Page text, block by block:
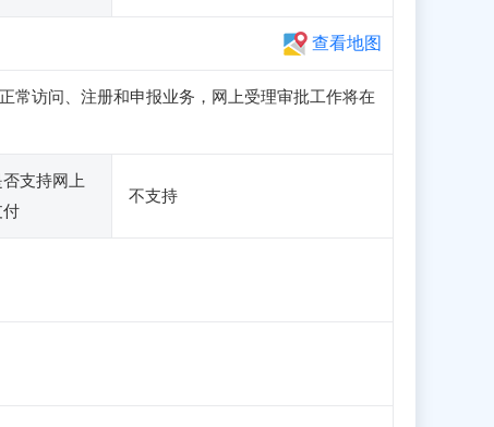
查看地图
常访问、注册和申报业务，网上受理审批工作将在
否支持网上
付
不支持